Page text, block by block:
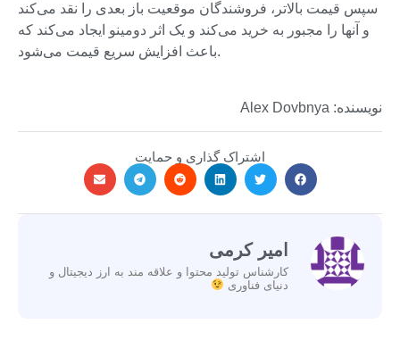
سپس قیمت بالاتر، فروشندگان موقعیت باز بعدی را نقد می‌کند
و آنها را مجبور به خرید می‌کند و یک اثر دومینو ایجاد می‌کند که
باعث افزایش سریع قیمت می‌شود.
نویسنده: Alex Dovbnya
اشتراک گذاری و حمایت
امیر کرمی
کارشناس تولید محتوا و علاقه مند به ارز دیجیتال و
دنیای فناوری